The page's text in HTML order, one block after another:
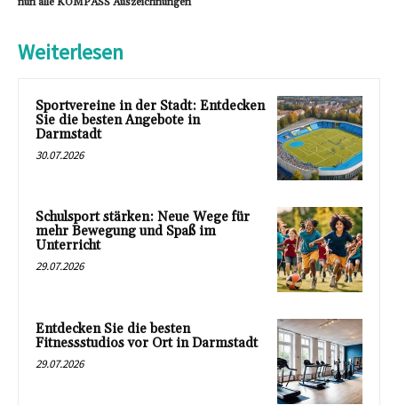
Weiterlesen
Sportvereine in der Stadt: Entdecken
Sie die besten Angebote in
Darmstadt
30.07.2026
Schulsport stärken: Neue Wege für
mehr Bewegung und Spaß im
Unterricht
29.07.2026
Entdecken Sie die besten
Fitnessstudios vor Ort in Darmstadt
29.07.2026